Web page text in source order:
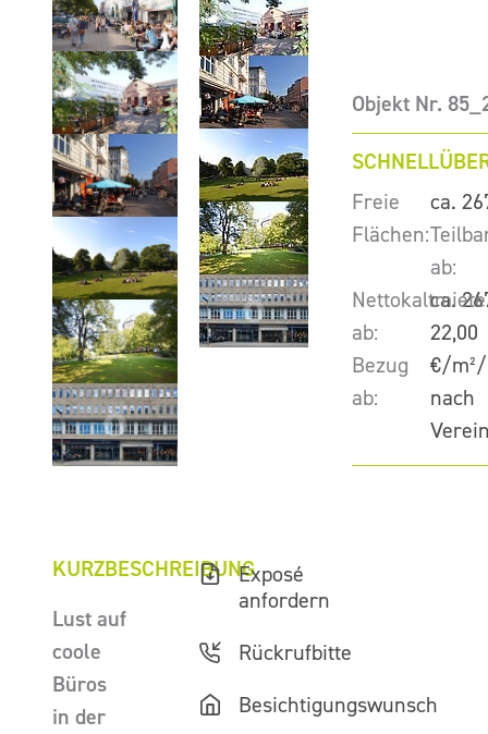
Objekt Nr.
Freie
Flächen:
ca.
ab:
ca.
Nettokaltmiete
ab:
22,00
€/
Bezug
ab:
nach
KURZBESCHREIBUNG
Lust auf
coole
Büros
in der
Exposé
anfordern
Rückrufbitte
Besichtigungswunsch